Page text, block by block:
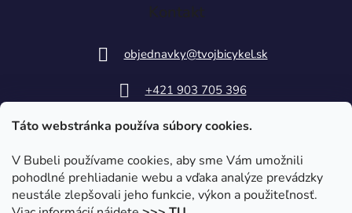
Táto webstránka používa súbory cookies.
V Bubeli používame cookies, aby sme Vám umožnili
pohodlné prehliadanie webu a vďaka analýze prevádzky
neustále zlepšovali jeho funkcie, výkon a použiteľnosť.
Kontakt
objednavky@tvojbicykel.sk
+421 903 705 396